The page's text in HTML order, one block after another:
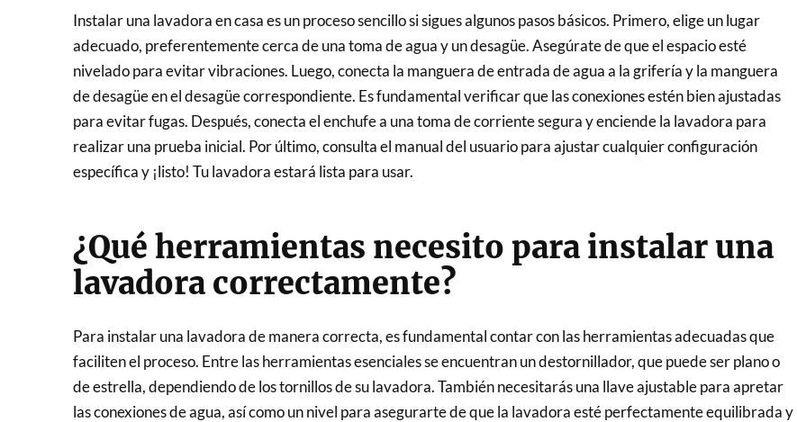
Instalar una lavadora en casa es un proceso sencillo si sigues algunos pasos básicos. Primero, elige un lugar
adecuado, preferentemente cerca de una toma de agua y un desagüe. Asegúrate de que el espacio esté
nivelado para evitar vibraciones. Luego, conecta la manguera de entrada de agua a la grifería y la manguera
de desagüe en el desagüe correspondiente. Es fundamental verificar que las conexiones estén bien ajustadas
para evitar fugas. Después, conecta el enchufe a una toma de corriente segura y enciende la lavadora para
realizar una prueba inicial. Por último, consulta el manual del usuario para ajustar cualquier configuración
específica y ¡listo! Tu lavadora estará lista para usar.
¿Qué herramientas necesito para instalar una
lavadora correctamente?
Para instalar una lavadora de manera correcta, es fundamental contar con las herramientas adecuadas que
faciliten el proceso. Entre las herramientas esenciales se encuentran un destornillador, que puede ser plano o
de estrella, dependiendo de los tornillos de su lavadora. También necesitarás una llave ajustable para apretar
las conexiones de agua, así como un nivel para asegurarte de que la lavadora esté perfectamente equilibrada y